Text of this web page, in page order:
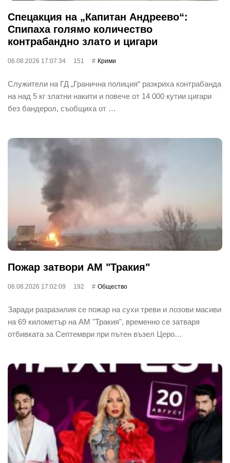
Спецакция на „Капитан Андреево“:
Спипаха голямо количество
контрабандно злато и цигари
06.08.2026 17:07:34 151 Крими
Служители на ГД „Гранична полиция“ разкриха контрабанда
на над 5 кг златни накити и повече от 14 000 кутии цигари
без бандерол, съобщиха от …
Пожар затвори АМ "Тракия"
06.08.2026 17:02:09 192 Общество
Заради разразилия се пожар на сухи треви и лозови масиви
на 69 километър на АМ "Тракия", временно се затваря
отбивката за Септември при пътен възел Церо…